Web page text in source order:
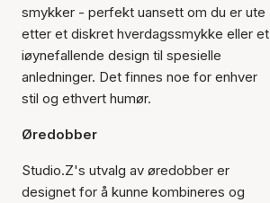
smykker - perfekt uansett om du er ute
etter et diskret hverdagssmykke eller et
iøynefallende design til spesielle
anledninger. Det finnes noe for enhver
stil og ethvert humør.
Øredobber
Studio.Z's utvalg av øredobber er
designet for å kunne kombineres og